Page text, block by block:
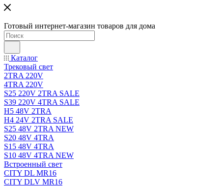
Готовый интернет-магазин товаров для дома
Каталог
Трековый свет
2TRA 220V
4TRA 220V
S25 220V 2TRA SALE
S39 220V 4TRA SALE
H5 48V 2TRA
H4 24V 2TRA SALE
S25 48V 2TRA NEW
S20 48V 4TRA
S15 48V 4TRA
S10 48V 4TRA NEW
Встроенный свет
CITY DL MR16
CITY DLV MR16